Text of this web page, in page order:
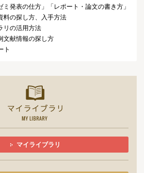
表の仕方」「レポート・論文の書き方」
探し方、入手方法
の活用方法
献情報の探し方
マイライブラリ